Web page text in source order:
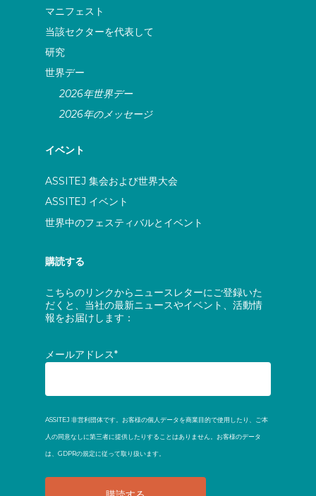
マニフェスト
当該セクターを代表して
研究
世界デー
2026年世界デー
2026年のメッセージ
イベント
ASSITEJ 集会および世界大会
ASSITEJ イベント
世界中のフェスティバルとイベント
購読する
こちらのリンクからニュースレターにご登録いた
だくと、当社の最新ニュースやイベント、活動情
報をお届けします：
メールアドレス*
ASSITEJ 非営利団体です。お客様の個人データを商業目的で使用したり、ご本
人の同意なしに第三者に提供したりすることはありません。お客様のデータ
は、GDPRの規定に従って取り扱います。